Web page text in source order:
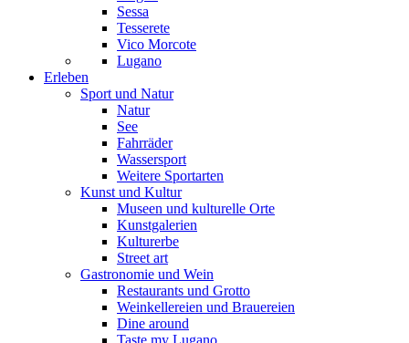
Sessa
Tesserete
Vico Morcote
Lugano
Erleben
Sport und Natur
Natur
See
Fahrräder
Wassersport
Weitere Sportarten
Kunst und Kultur
Museen und kulturelle Orte
Kunstgalerien
Kulturerbe
Street art
Gastronomie und Wein
Restaurants und Grotto
Weinkellereien und Brauereien
Dine around